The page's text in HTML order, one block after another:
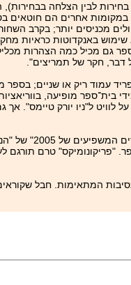
לבין הצלחה בבחירות),
אחרים הם חוטאים
מכניסים יותר; בקרב
באנקדוטות כראיות
גם מכיל כמה הצהרות
דבר, חקר של תמריצים".
עמוד ריק או שניים;
בית־ספר מופיעה,
לוויט ל"ניו יורק טיימס".
למרות – או שמא בגלל? – כל
"פריקונומיקס" טרם
המתאימות. חבל